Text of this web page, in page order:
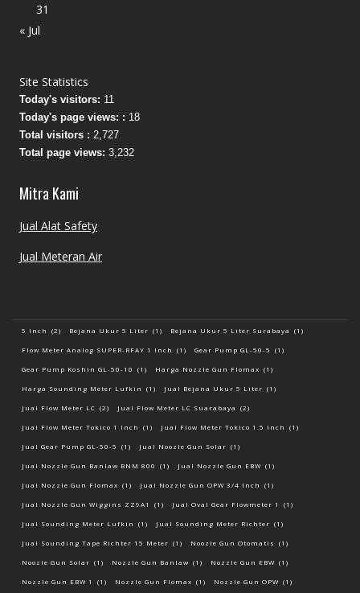
31
« Jul
Site Statistics
Today's visitors: 11
Today's page views: : 18
Total visitors : 2,727
Total page views: 3,232
Mitra Kami
Jual Alat Safety
Jual Meteran Air
5 Inch (2) Bejana Ukur 5 Liter (1) Bejana Ukur 5 Liter Surabaya (1)
Flow Meter Analog SUPER-RFAY 1 Inch (1) Gear Pump GL-50-5 (1)
Gear Pump Koshin GL-50-10 (1) Harga Nozzle Gun Flomax (1)
Harga Sounding Meter Lufkin (1) Jual Bejana Ukur 5 Liter (1)
Jual Flow Meter LC (2) Jual Flow Meter LC Suarabaya (2)
Jual Flow Meter Tokico 1 Inch (1) Jual Flow Meter Tokico 1.5 Inch (1)
Jual Gear Pump GL-50-5 (1) Jual Noozle Gun Solar (1)
Jual Nozzle Gun Banlaw BNM 800 (1) Jual Nozzle Gun EBW (1)
Jual Nozzle Gun Flomax (1) Jual Nozzle Gun OPW 3/4 Inch (1)
Jual Nozzle Gun Wiggins ZZ9A1 (1) Jual Oval Gear Flowmeter 1 (1)
Jual Sounding Meter Lufkin (1) Jual Sounding Meter Richter (1)
Jual Sounding Tape Richter 15 Meter (1) Noozle Gun Otomatis (1)
Noozle Gun Solar (1) Nozzle Gun Banlaw (1) Nozzle Gun EBW (1)
Nozzle Gun EBW 1 (1) Nozzle Gun Flomax (1) Nozzle Gun OPW (1)